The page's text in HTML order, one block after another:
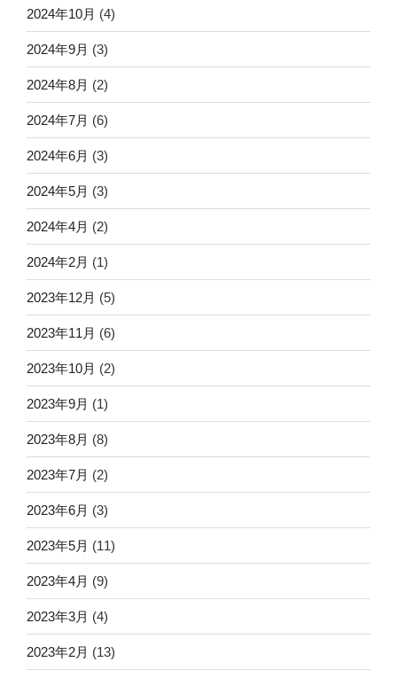
2024年10月 (4)
2024年9月 (3)
2024年8月 (2)
2024年7月 (6)
2024年6月 (3)
2024年5月 (3)
2024年4月 (2)
2024年2月 (1)
2023年12月 (5)
2023年11月 (6)
2023年10月 (2)
2023年9月 (1)
2023年8月 (8)
2023年7月 (2)
2023年6月 (3)
2023年5月 (11)
2023年4月 (9)
2023年3月 (4)
2023年2月 (13)